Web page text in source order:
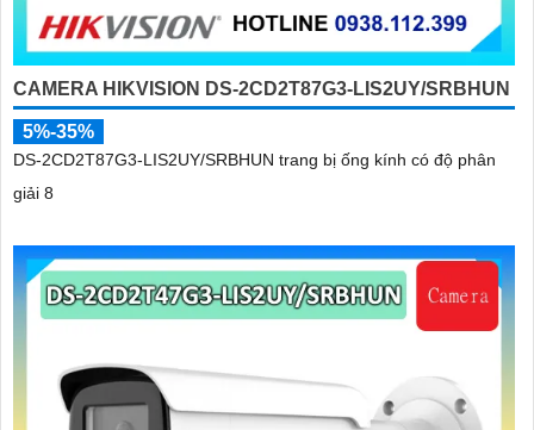
CAMERA HIKVISION DS-2CD2T87G3-LIS2UY/SRBHUN
5%-35%
DS-2CD2T87G3-LIS2UY/SRBHUN trang bị ống kính có độ phân
giải 8